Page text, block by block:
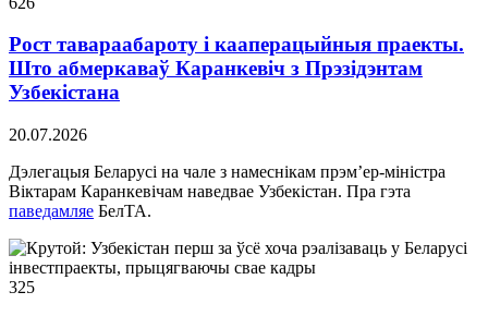
Рост тавараабароту і кааперацыйныя праекты.
Што абмеркаваў Каранкевіч з Прэзідэнтам
Узбекістана
20.07.2026
Дэлегацыя Беларусі на чале з намеснікам прэм’ер-міністра
Віктарам Каранкевічам наведвае Узбекістан. Пра гэта
паведамляе БелТА.
325